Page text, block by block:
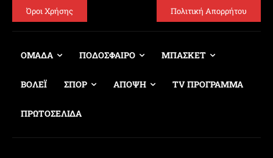
Όροι Χρήσης Πολιτική Απορρήτου
ΟΜΑΔΑ ΠΟΔΟΣΦΑΙΡΟ ΜΠΑΣΚΕΤ
ΒΟΛΕΪ ΣΠΟΡ ΑΠΟΨΗ TV ΠΡΟΓΡΑΜΜΑ
ΠΡΩΤΟΣΕΛΙΔΑ